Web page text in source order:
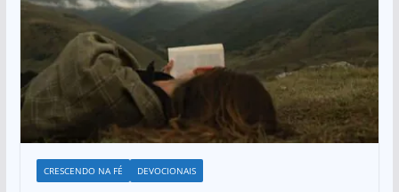
CRESCENDO NA FÉ DEVOCIONAIS